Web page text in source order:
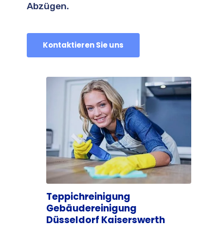
Abzügen.
Kontaktieren Sie uns
Teppichreinigung
Gebäudereinigung
Düsseldorf Kaiserswerth